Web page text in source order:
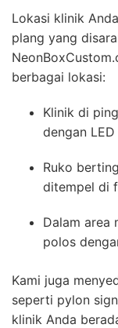
Lokasi klinik
plang yang
berbagai lokasi:
Klinik di
dengan
Ruko
ditempel di
Dalam area
polos
Kami juga
seperti pylon
klinik Anda